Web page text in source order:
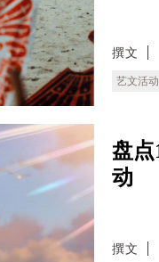
撰文
艺文活动
盘
动
撰文